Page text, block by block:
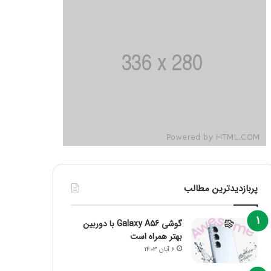
پربازدیدترین مطالب
گوشی Galaxy A56 با دوربین
بهتر همراه است
6 آبان 1403